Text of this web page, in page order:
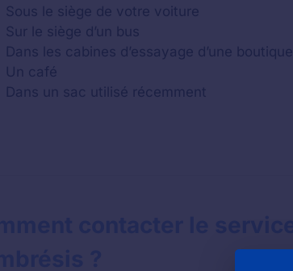
Sous le siège de votre voiture
Sur le siège d’un bus
Dans les cabines d’essayage d’une boutique
Un café
Dans un sac utilisé récemment